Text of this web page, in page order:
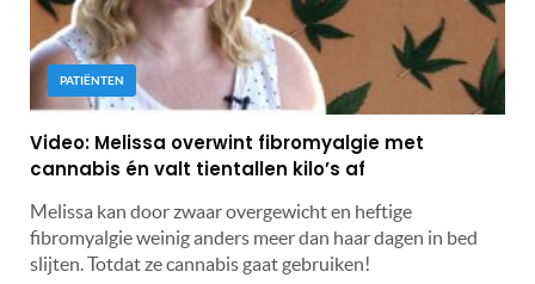
PATIËNTEN
Video: Melissa overwint fibromyalgie met
cannabis én valt tientallen kilo’s af
Melissa kan door zwaar overgewicht en heftige
fibromyalgie weinig anders meer dan haar dagen in bed
slijten. Totdat ze cannabis gaat gebruiken!